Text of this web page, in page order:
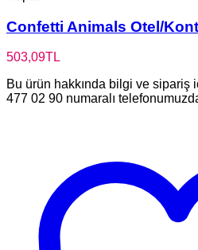
Confetti Animals Otel/
503,09TL
Bu ürün hakkında bilgi ve sipariş
477 02 90 numaralı